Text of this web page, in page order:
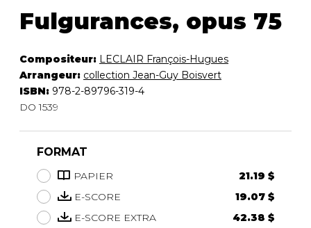
Fulgurances, opus 75
Compositeur: LECLAIR François-Hugues
Arrangeur: collection Jean-Guy Boisvert
ISBN: 978-2-89796-319-4
DO 1539
FORMAT
PAPIER
21.19 $
E-SCORE
19.07 $
E-SCORE EXTRA
42.38 $